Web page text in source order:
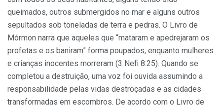
queimados, outros submergidos no mar e alguns outros
sepultados sob toneladas de terra e pedras. O Livro de
Mórmon narra que aqueles que “mataram e apedrejaram os
profetas e os baniram” forma poupados, enquanto mulheres
e crianças inocentes morreram (3 Nefi 8:25). Quando se
completou a destruição, uma voz foi ouvida assumindo a
responsabilidade pelas vidas destroçadas e as cidades
transformadas em escombros. De acordo com o Livro de